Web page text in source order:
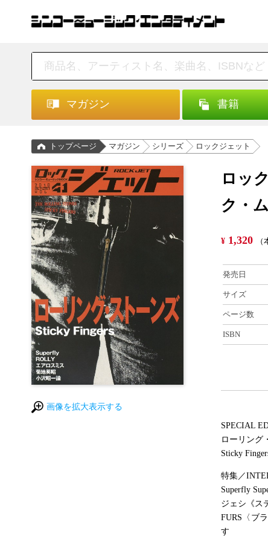
マガジン 書籍
トップページ マガジン シリーズ ロックジェット
画像を拡大表示する
ロッ
ク・
¥ 1,320
発売日
サイズ
ページ数
ISBN
SPECIAL
ローリング
Sticky
特集／
Superfly
ジェシ《ス
FURS〈ブ
す